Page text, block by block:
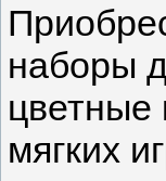
наборы
цветные
мягких